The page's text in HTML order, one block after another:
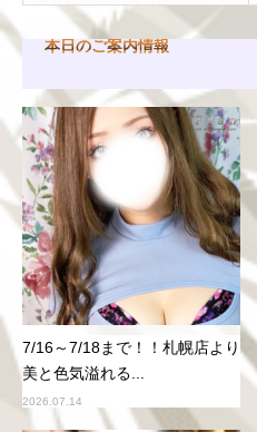
本日のご案内情報
7/16～7/18まで！！札幌店より
美と色気溢れる...
2026.07.14